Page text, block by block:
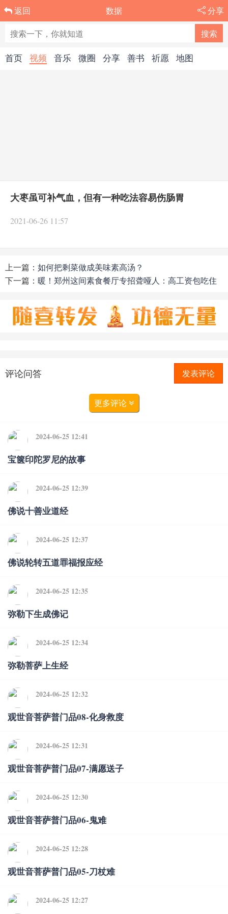
返回 数据 分享
首页 视频 音乐 微圈 分享 善书 祈愿 地图
大枣虽可补气血，但有一种吃法容易伤肠胃
2021-06-26 11:57
上一篇： 如何把剩菜做成美味素高汤？
下一篇： 暖！郑州这间素食餐厅专招聋哑人：高工资包吃住
评论问答 发表评论
更多评论
2024-06-25 12:41
宝箧印陀罗尼的故事
2024-06-25 12:39
佛说十善业道经
2024-06-25 12:37
佛说轮转五道罪福报应经
2024-06-25 12:35
弥勒下生成佛记
2024-06-25 12:34
弥勒菩萨上生经
2024-06-25 12:32
观世音菩萨普门品08-化身救度
2024-06-25 12:31
观世音菩萨普门品07-满愿送子
2024-06-25 12:30
观世音菩萨普门品06-鬼难
2024-06-25 12:28
观世音菩萨普门品05-刀杖难
2024-06-25 12:27